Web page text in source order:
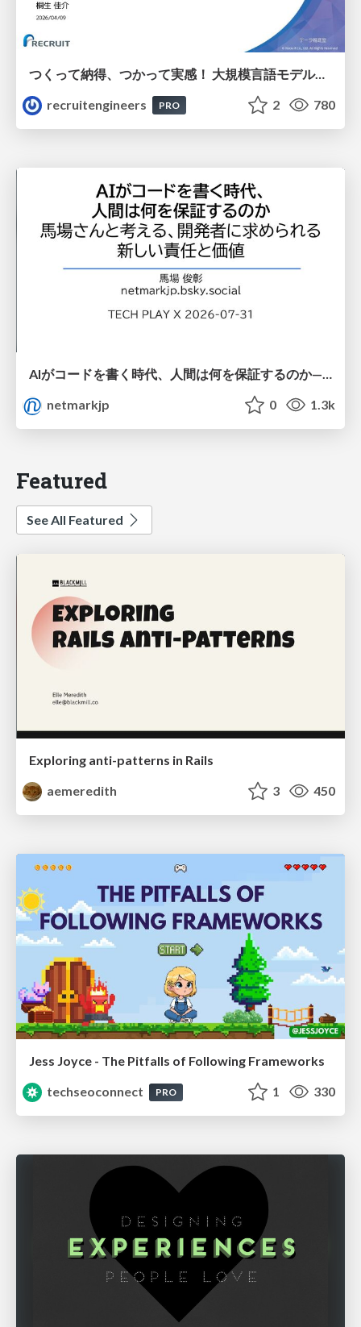
つくって納得、つかって実感！ 大規模言語モデルことはじめ ver2.0
recruitengineers
PRO 2 780
AIがコードを書く時代、人間は何を保証するのか———馬場さんと考える、開発者に求められる新しい責任と価値 - TECH PLAY
netmarkjp
0 1.3k
Featured
See All Featured
Exploring anti-patterns in Rails
aemeredith
3 450
Jess Joyce - The Pitfalls of Following Frameworks
techseoconnect
PRO 1 330